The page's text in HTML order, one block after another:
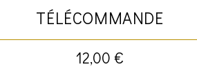
TÉLÉCOMMANDE
12,00 €